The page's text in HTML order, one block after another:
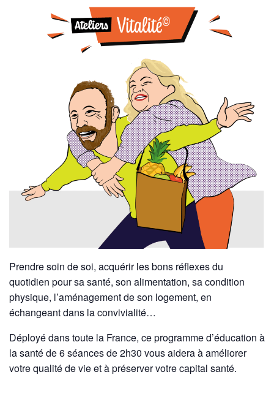
Prendre soin de soi, acquérir les bons réflexes du
quotidien pour sa santé, son alimentation, sa condition
physique, l’aménagement de son logement, en
échangeant dans la convivialité…
Déployé dans toute la France, ce programme d’éducation à
la santé de 6 séances de 2h30 vous aidera à améliorer
votre qualité de vie et à préserver votre capital santé.